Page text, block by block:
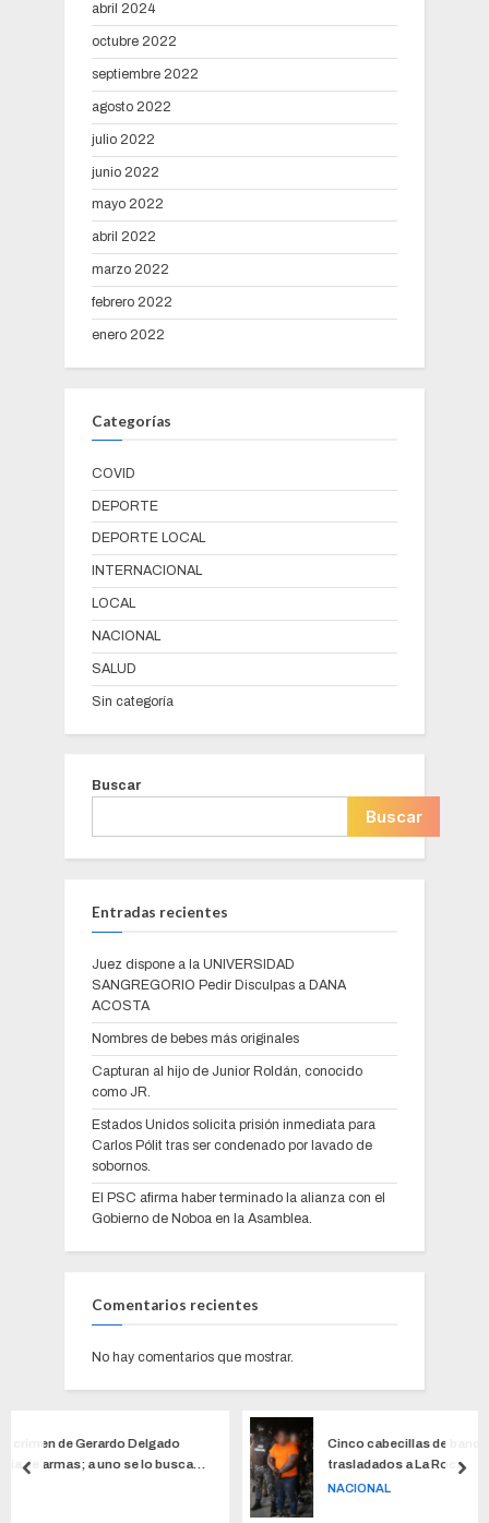
abril 2024
octubre 2022
septiembre 2022
agosto 2022
julio 2022
junio 2022
mayo 2022
abril 2022
marzo 2022
febrero 2022
enero 2022
Categorías
COVID
DEPORTE
DEPORTE LOCAL
INTERNACIONAL
LOCAL
NACIONAL
SALUD
Sin categoría
Buscar
Buscar
Entradas recientes
Juez dispone a la UNIVERSIDAD
SANGREGORIO Pedir Disculpas a DANA
ACOSTA
Nombres de bebes más originales
Capturan al hijo de Junior Roldán, conocido
como JR.
Estados Unidos solicita prisión inmediata para
Carlos Pólit tras ser condenado por lavado de
sobornos.
El PSC afirma haber terminado la alianza con el
Gobierno de Noboa en la Asamblea.
Comentarios recientes
No hay comentarios que mostrar.
buscaba
Cinco cabecillas de bandas de la cárcel de Turi
trasladados a La Roca
NACIONAL